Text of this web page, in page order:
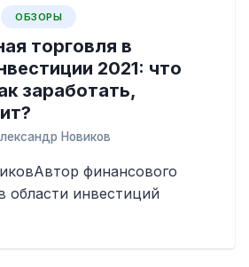
ОБЗОРЫ
торговля в
2021: что
заработать,
Новиков
финансового
области инвестиций